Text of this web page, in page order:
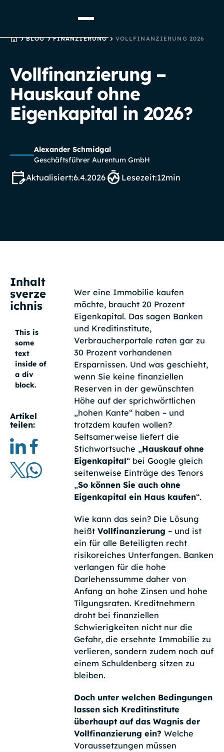
STARTSEITE
BLOG FINANZIERUNG VOLLFINANZIERUNG 2026
Vollfinanzierung –
Hauskauf ohne
Eigenkapital in 2026?
Alexander Schmidgal
Geschäftsführer Aurentum GmbH
Aktualisiert:6.4.2026 Lesezeit:12min
Inhalt
sverze
ichnis
This is
some
text
inside of
a div
block.
Artikel
teilen:
Wer eine Immobilie kaufen
möchte, braucht 20 Prozent
Eigenkapital. Das sagen Banken
und Kreditinstitute,
Verbraucherportale raten gar zu
30 Prozent vorhandenen
Ersparnissen. Und was geschieht,
wenn Sie keine finanziellen
Reserven in der gewünschten
Höhe auf der sprichwörtlichen
„hohen Kante“ haben – und
trotzdem kaufen wollen?
Seltsamerweise liefert die
Stichwortsuche „Hauskauf ohne
Eigenkapital“ bei Google gleich
seitenweise Einträge des Tenors
„So können Sie auch ohne
Eigenkapital ein Haus kaufen“.
Wie kann das sein? Die Lösung
heißt Vollfinanzierung – und ist
ein für alle Beteiligten recht
risikoreiches Unterfangen. Banken
verlangen für die hohe
Darlehenssumme daher von
Anfang an hohe Zinsen und hohe
Tilgungsraten. Kreditnehmern
droht bei finanziellen
Schwierigkeiten nicht nur die
Gefahr, die ersehnte Immobilie zu
verlieren, sondern zudem noch auf
einem Schuldenberg sitzen zu
bleiben.
Doch unter welchen Bedingungen
lassen sich Kreditinstitute
überhaupt auf das Wagnis der
Vollfinanzierung ein? Welche
Voraussetzungen müssen